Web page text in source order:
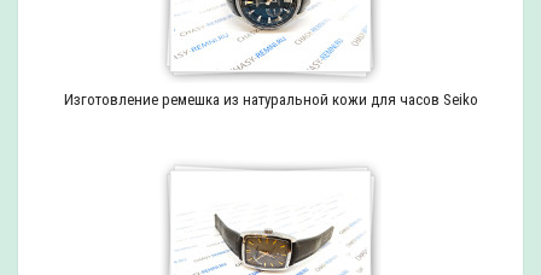
Изготовление ремешка из натуральной кожи для часов Seiko